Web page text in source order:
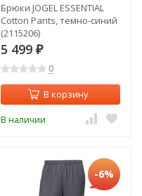
Брюки JOGEL ESSENTIAL
Cotton Pants, темно-синий
(2115206)
5 499 ₽
0
В корзину
В наличии
-6%